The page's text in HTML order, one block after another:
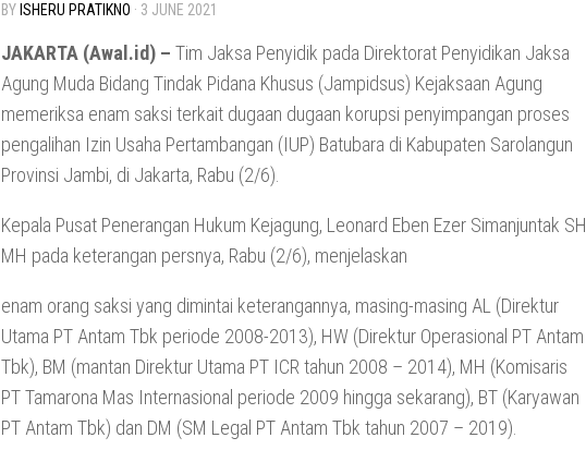
BY ISHERU PRATIKNO · 3 JUNE 2021
JAKARTA (Awal.id) – Tim Jaksa Penyidik pada Direktorat Penyidikan Jaksa
Agung Muda Bidang Tindak Pidana Khusus (Jampidsus) Kejaksaan Agung
memeriksa enam saksi terkait dugaan dugaan korupsi penyimpangan proses
pengalihan Izin Usaha Pertambangan (IUP) Batubara di Kabupaten Sarolangun
Provinsi Jambi, di Jakarta, Rabu (2/6).
Kepala Pusat Penerangan Hukum Kejagung, Leonard Eben Ezer Simanjuntak SH
MH pada keterangan persnya, Rabu (2/6), menjelaskan
enam orang saksi yang dimintai keterangannya, masing-masing AL (Direktur
Utama PT Antam Tbk periode 2008-2013), HW (Direktur Operasional PT Antam
Tbk), BM (mantan Direktur Utama PT ICR tahun 2008 – 2014), MH (Komisaris
PT Tamarona Mas Internasional periode 2009 hingga sekarang), BT (Karyawan
PT Antam Tbk) dan DM (SM Legal PT Antam Tbk tahun 2007 – 2019).